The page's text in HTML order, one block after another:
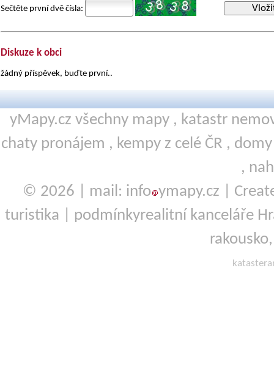
Sečtěte první dvě čísla:
Diskuze k obci
žádný příspěvek, buďte první..
yMapy.cz všechny mapy , katastr
chaty pronájem , kempy z celé ČR ,
,
© 2026 | mail: info ymapy.cz |
turistika
podmínkyrealitní kanceláře
rakousko